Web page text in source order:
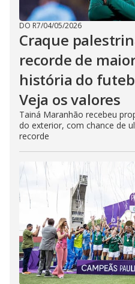
DO R7/04/05/2026
Craque
recorde de
história do
Veja os valores
Tainá Maranhão recebeu
do exterior, com chance de
recorde